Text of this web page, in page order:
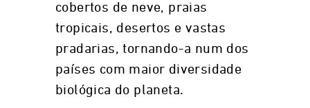
cobertos de neve, praias
tropicais, desertos e vastas
pradarias, tornando-a num dos
países com maior diversidade
biológica do planeta.